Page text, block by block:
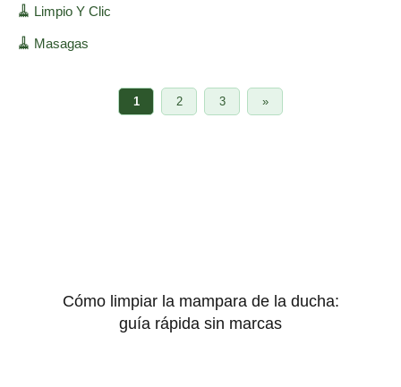
🧹 Limpio Y Clic
🧹 Masagas
1 2 3 »
Cómo limpiar la mampara de la ducha:
guía rápida sin marcas